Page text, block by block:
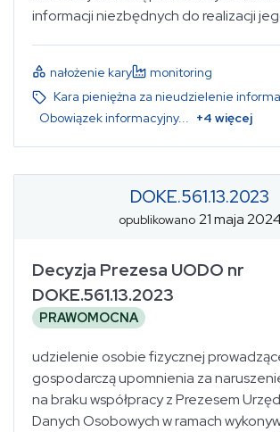
informacji niezbędnych do realizacji
nałożenie kary
monitoring
Kara pieniężna za nieudzielenie
Obowiązek informacyjny... +4 więcej
DOKE.561.13.2023
opublikowano 21 maja
Decyzja Prezesa UODO nr
DOKE.561.13.2023
PRAWOMOCNA
udzielenie osobie fizycznej
gospodarczą upomnienia za
na braku współpracy z Prezesem
Danych Osobowych w ramach